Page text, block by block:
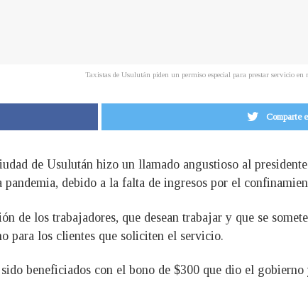
Taxistas de Usulután piden un permiso especial para prestar servicio
Comparte
de Usulután hizo un llamado angustioso al
debido a la falta de ingresos por el
de los trabajadores, que desean trabajar y que se
para los clientes que soliciten el servicio.
beneficiados con el bono de $300 que dio el gobierno